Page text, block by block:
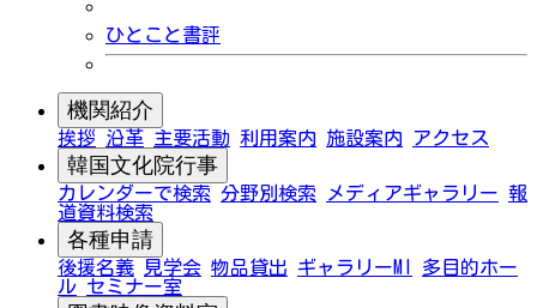
ひとこと書評
機関紹介
挨拶 沿革 主要活動 利用案内 施設案内 アクセス
韓国文化院行事
カレンダーで検索 分野別検索 メディアギャラリー 報
道資料検索
各種申請
後援名義 見学会 物品貸出 ギャラリーMI
多目的ホー
ル セミナー室